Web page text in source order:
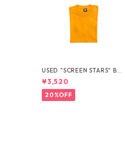
USED "SCREEN STARS" BL
ANK TEE
¥3,520
20%OFF